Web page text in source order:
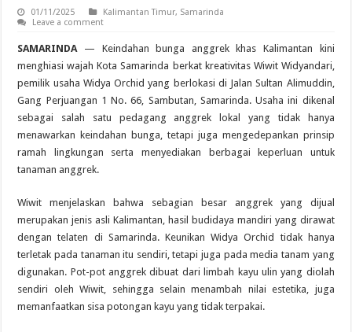
01/11/2025 Kalimantan Timur, Samarinda
Leave a comment
SAMARINDA — Keindahan bunga anggrek khas Kalimantan kini
menghiasi wajah Kota Samarinda berkat kreativitas Wiwit Widyandari,
pemilik usaha Widya Orchid yang berlokasi di Jalan Sultan Alimuddin,
Gang Perjuangan 1 No. 66, Sambutan, Samarinda. Usaha ini dikenal
sebagai salah satu pedagang anggrek lokal yang tidak hanya
menawarkan keindahan bunga, tetapi juga mengedepankan prinsip
ramah lingkungan serta menyediakan berbagai keperluan untuk
tanaman anggrek.
Wiwit menjelaskan bahwa sebagian besar anggrek yang dijual
merupakan jenis asli Kalimantan, hasil budidaya mandiri yang dirawat
dengan telaten di Samarinda. Keunikan Widya Orchid tidak hanya
terletak pada tanaman itu sendiri, tetapi juga pada media tanam yang
digunakan. Pot-pot anggrek dibuat dari limbah kayu ulin yang diolah
sendiri oleh Wiwit, sehingga selain menambah nilai estetika, juga
memanfaatkan sisa potongan kayu yang tidak terpakai.